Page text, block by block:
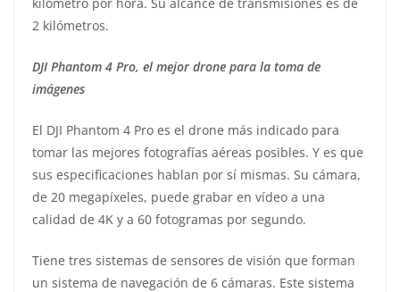
2 kilómetros.
DJI Phantom 4 Pro, el mejor drone para la toma de
imágenes
El DJI Phantom 4 Pro es el drone más indicado para
tomar las mejores fotografías aéreas posibles. Y es que
sus especificaciones hablan por sí mismas. Su cámara,
de 20 megapíxeles, puede grabar en vídeo a una
calidad de 4K y a 60 fotogramas por segundo.
Tiene tres sistemas de sensores de visión que forman
un sistema de navegación de 6 cámaras. Este sistema